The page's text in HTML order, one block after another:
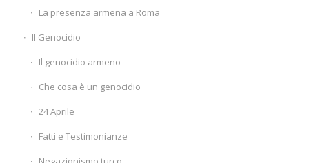
La presenza armena a Roma
Il Genocidio
Il genocidio armeno
Che cosa è un genocidio
24 Aprile
Fatti e Testimonianze